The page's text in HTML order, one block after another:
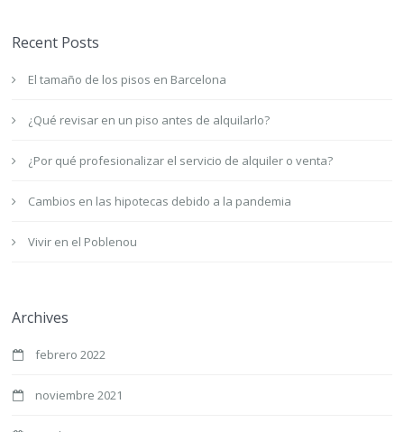
Recent Posts
El tamaño de los pisos en Barcelona
¿Qué revisar en un piso antes de alquilarlo?
¿Por qué profesionalizar el servicio de alquiler o venta?
Cambios en las hipotecas debido a la pandemia
Vivir en el Poblenou
Archives
febrero 2022
noviembre 2021